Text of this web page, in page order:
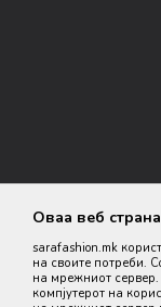
Оваа веб
sarafashion.mk
на своите потреби.
на мрежниот сервер.
компјутерот на